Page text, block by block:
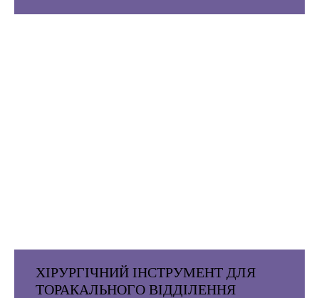
ХІРУРГІЧНИЙ ІНСТРУМЕНТ ДЛЯ
ТОРАКАЛЬНОГО ВІДДІЛЕННЯ